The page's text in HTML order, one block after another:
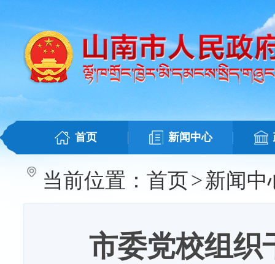
首页 新闻中心
当前位置： 首页>新闻中
市委党校组织